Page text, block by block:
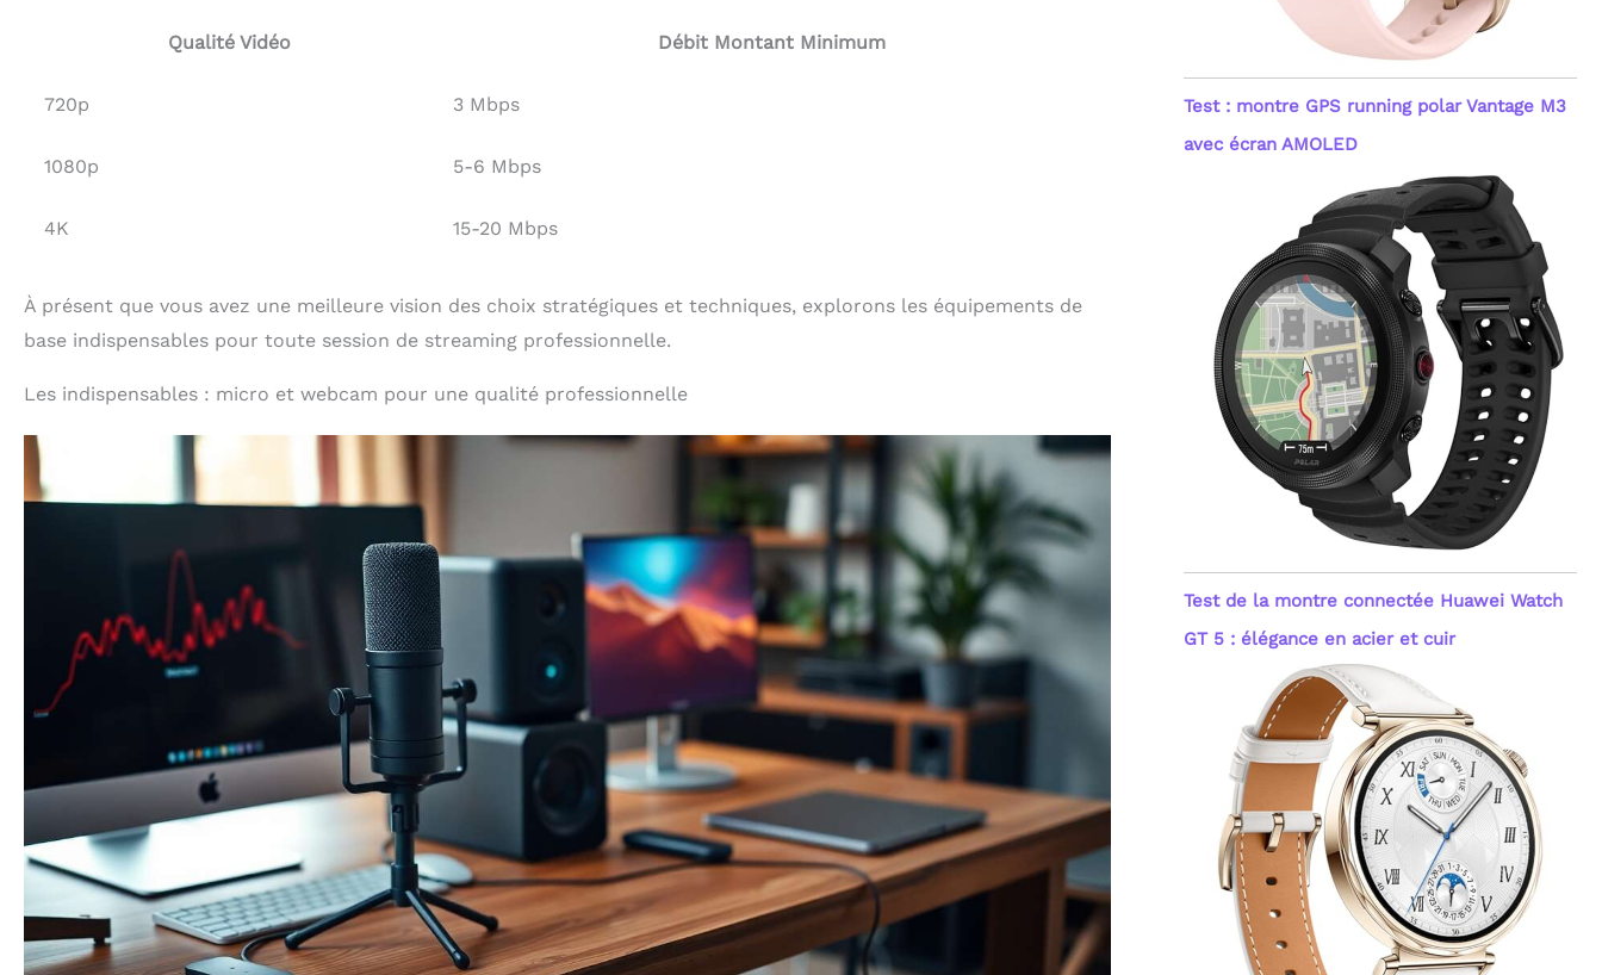
Qualité Vidéo Débit Montant Minimum
720p 3 Mbps
1080p 5-6 Mbps
4K 15-20 Mbps
À présent que vous avez une meilleure vision des choix stratégiques et techniques, explorons les équipements de
base indispensables pour toute session de streaming professionnelle.
Les indispensables : micro et webcam pour une qualité professionnelle
Test : montre GPS running polar Vantage M3
avec écran AMOLED
Test de la montre connectée Huawei Watch
GT 5 : élégance en acier et cuir